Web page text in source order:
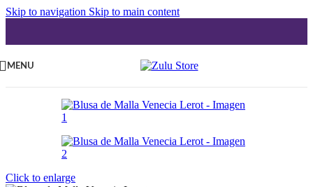
Skip to navigation Skip to main content
MENU
Click to enlarge